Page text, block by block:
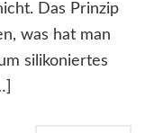
Das Prinzip
was hat man
silikoniertes